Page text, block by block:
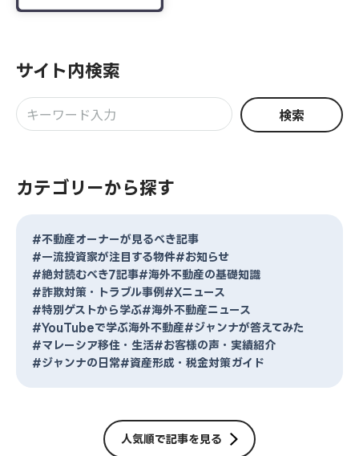
サイト内検索
検索
カテゴリーから探す
#不動産オーナーが見るべき記事
#一流投資家が注目する物件#お知らせ
#絶対読むべき7記事#海外不動産の基礎知識
#詐欺対策・トラブル事例 #Xニュース
#特別ゲストから学ぶ#海外不動産ニュース
#YouTubeで学ぶ海外不動産#ジャンナが答えてみた
#マレーシア移住・生活#お客様の声・実績紹介
#ジャンナの日常#資産形成・税金対策ガイド
人気順で記事を見る